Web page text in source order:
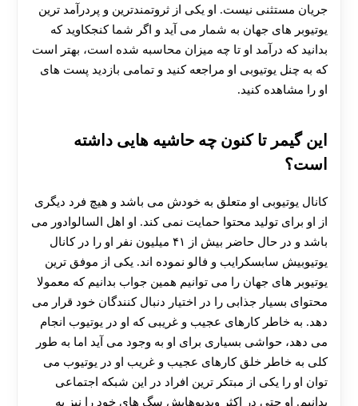
جریان مستثنی نیست. او یکی از ثروتمندترین و پردرآمد ترین
یوتیوبر های جهان به شمار می آید و اگر شما کنجکاوید که
بدانید که درآمد او تا چه میزان محاسبه شده است، بهتر است
که به چنل یوتیوبی او مراجعه کنید و تمامی بازدید پست های
او را مشاهده کنید.
این گیمر تا کنون چه حاشیه هایی داشته
است؟
کانال یوتیوبی او متعلق به خودش می‌ باشد و هیچ فرد دیگری
از او برای تولید محتوا حمایت نمی کند. او اهل السالوادور می‌
باشد و در حال حاضر بیش از ۴۱ میلیون نفر او را در کانال
یوتیوبیش سابسکرایب و فالو نموده اند. یکی از موفق ترین
یوتیوبر های جهان را می توانیم همین جواب بدانیم که معمولا
محتوای بسیار جذابی را در اختیار دنبال کنندگان خود قرار می
دهد. به خاطر کارهای عجیب و غریبی که او در یوتیوب انجام
می‌ دهد، حواشی بسیاری برای او به وجود می آید اما به طور
کلی به خاطر خلق کارهای عجیب و غریب او در یوتیوب می‌
توان او را یکی از مبتکر ترین افراد در این شبکه اجتماعی
بدانیم. او حتی در اکثر ویدیوهایش سگ های خود را نیز به